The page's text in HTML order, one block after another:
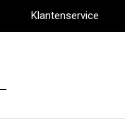
Klantenservice